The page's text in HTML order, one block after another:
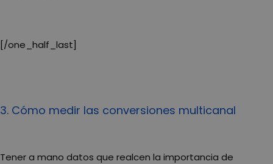
[/one_half_last]
3. Cómo medir las conversiones multicanal
Tener a mano datos que realcen la importancia de